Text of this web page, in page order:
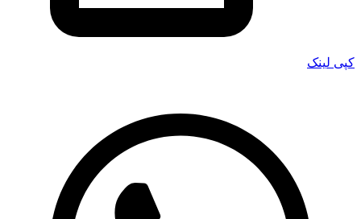
کپی لینک